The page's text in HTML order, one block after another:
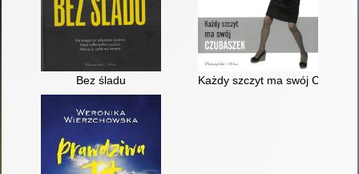
Bez śladu Każdy szczyt ma swój